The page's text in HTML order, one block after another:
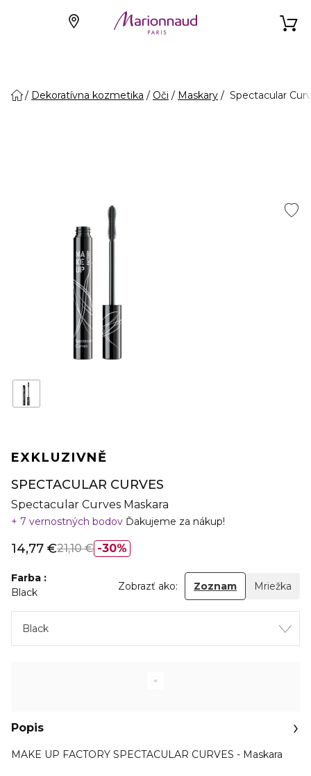
Dekoratívna kozmetika Oči Maskary Spectacular
EXKLUZIVNĚ
SPECTACULAR CURVES
Spectacular Curves Maskara
7 vernostných bodov Ďakujeme za nákup!
30%
14,77 €21,10 €
Farba
Black
Zobrazť ako: Zoznam Mriežka
Black
Popis
MAKE UP FACTORY SPECTACULAR CURVES - Maskara